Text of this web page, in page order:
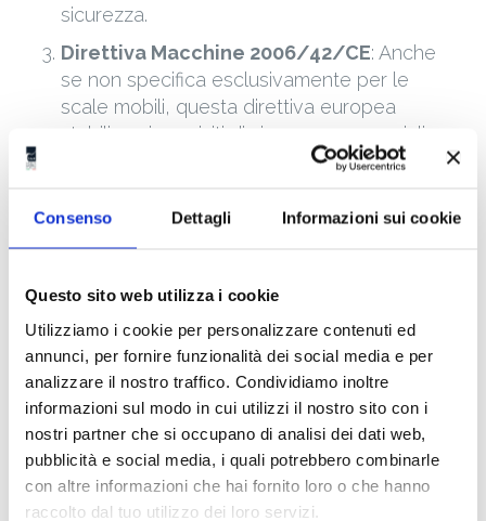
Consenso Dettagli Informazioni sui cookie
Questo sito web utilizza i cookie
Utilizziamo i cookie per personalizzare contenuti ed
annunci, per fornire funzionalità dei social media e per
analizzare il nostro traffico. Condividiamo inoltre
informazioni sul modo in cui utilizzi il nostro sito con i
nostri partner che si occupano di analisi dei dati web,
pubblicità e social media, i quali potrebbero combinarle
con altre informazioni che hai fornito loro o che hanno
raccolto dal tuo utilizzo dei loro servizi.
sicurezza.
Direttiva Macchine 2006/42/CE: Anche
se non specifica esclusivamente per le
scale mobili, questa direttiva europea
stabilisce i requisiti di sicurezza essenziali
per macchinari, comprese le scale mobili,
direttiva mira a garantire un alto livello di
protezione per gli utenti e gli operatori.
i requisiti di sicurezza, costruzione e
installazione per ascensori, ma include
anche disposizioni rilevanti per la sicurezza
e l’interfaccia con le scale mobili,
specialmente in contesti in cui entrambi i
sistemi sono utilizzati in prossimità.
UNI EN 81-70:2021: Questa norma si
concentra sugli ascensori ma è pertinente